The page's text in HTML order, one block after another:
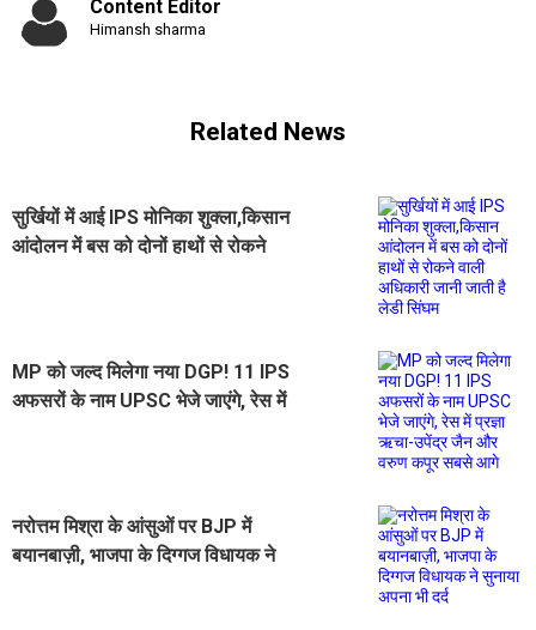
Content Editor
Himansh sharma
Related News
सुर्खियों में आई IPS मोनिका शुक्ला,किसान
आंदोलन में बस को दोनों हाथों से रोकने
MP को जल्द मिलेगा नया DGP! 11 IPS
अफसरों के नाम UPSC भेजे जाएंगे, रेस में
नरोत्तम मिश्रा के आंसुओं पर BJP में
बयानबाज़ी, भाजपा के दिग्गज विधायक ने